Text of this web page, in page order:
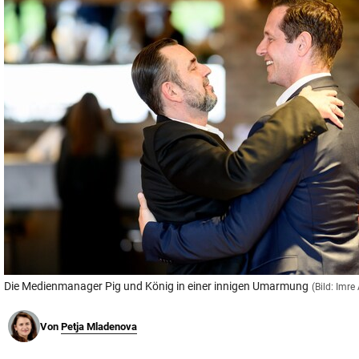
© Krone Multimedia GmbH & Co KG 2026
Muthgasse 2, 1190 Wien
Die Medienmanager Pig und König in einer innigen Umarmung (Bild: Imre
Von Petja Mladenova